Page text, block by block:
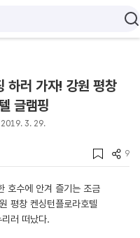
하러 가자! 강원 평창
글램핑
2019. 3. 29.
9
호수에 안겨 즐기는 조금
평창 켄싱턴플로라호텔
러 떠났다.